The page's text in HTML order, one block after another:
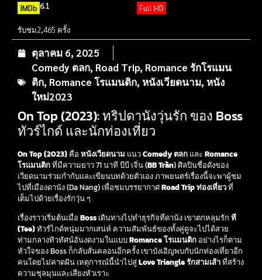
IMDb 6.1 Full HD
รับชม2,465 ครั้ง
ตุลาคม 6, 2025
Comedy ตลก, Road Trip, Romance รักโรแมน
ติก, Romance โรแมนติก, หนังเวียดนาม, หนัง
ใหม่2023
On Top (2023): ทริปดานังวุ่นรัก ของ Boss
ทัวร์ไกด์ และนักท่องเที่ยว
On Top (2023) คือ หนังเวียดนาม แนวComedy ตลก และ Romance
โรแมนติกที่มีความยาว 71 นาที บีบี เจิ่น (BB Trần) ศิลปินชื่อดังของ
เวียดนามร่วมกำกับและเขียนบทด้วยตัวเอง ภาพยนตร์เรื่องนี้จะพาผู้ชม
ไปที่เมืองดานัง (Da Nang) เพื่อชมบรรยากาศRoad Trip ท่องเที่ยวที่
เต็มไปด้วยเรื่องรักวุ่น ๆ
เรื่องราวเริ่มต้นเมื่อ Boss เดินทางไปทำธุรกิจที่ดานัง เขาตกหลุมรัก ที
(Tee)ทัวร์ไกด์หนุ่มมากเสน่ห์ ความสัมพันธ์ของทั้งคู่ดูจะไปได้สวย
ท่ามกลางทิวทัศน์อันงดงามในแบบRomance โรแมนติก อย่างไรก็ตาม
หัวใจของ Boss ก็กลับสั่นคลอนอีกครั้ง เขาบังเอิญพบกับนักท่องเที่ยวอีก
คนโดยไม่คาดฝัน เหตุการณ์นี้นำไปสู่Love Triangle รักสามเส้าที่สร้าง
ความชุลมุนและเสียงหัวเราะ